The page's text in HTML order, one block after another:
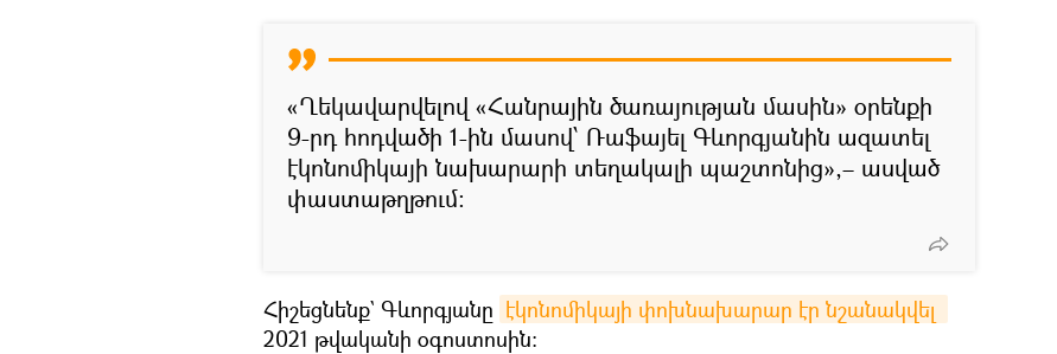
«Ղեկավարվելով «Հանրային ծառայության մասին» օրենքի
9-րդ հոդվածի 1-ին մասով՝ Ռաֆայել Գևորգյանին ազատել
էկոնոմիկայի նախարարի տեղակալի պաշտոնից»,– ասված
փաստաթղթում։
Հիշեցնենք` Գևորգյանը
2021 թվականի օգոստոսին։